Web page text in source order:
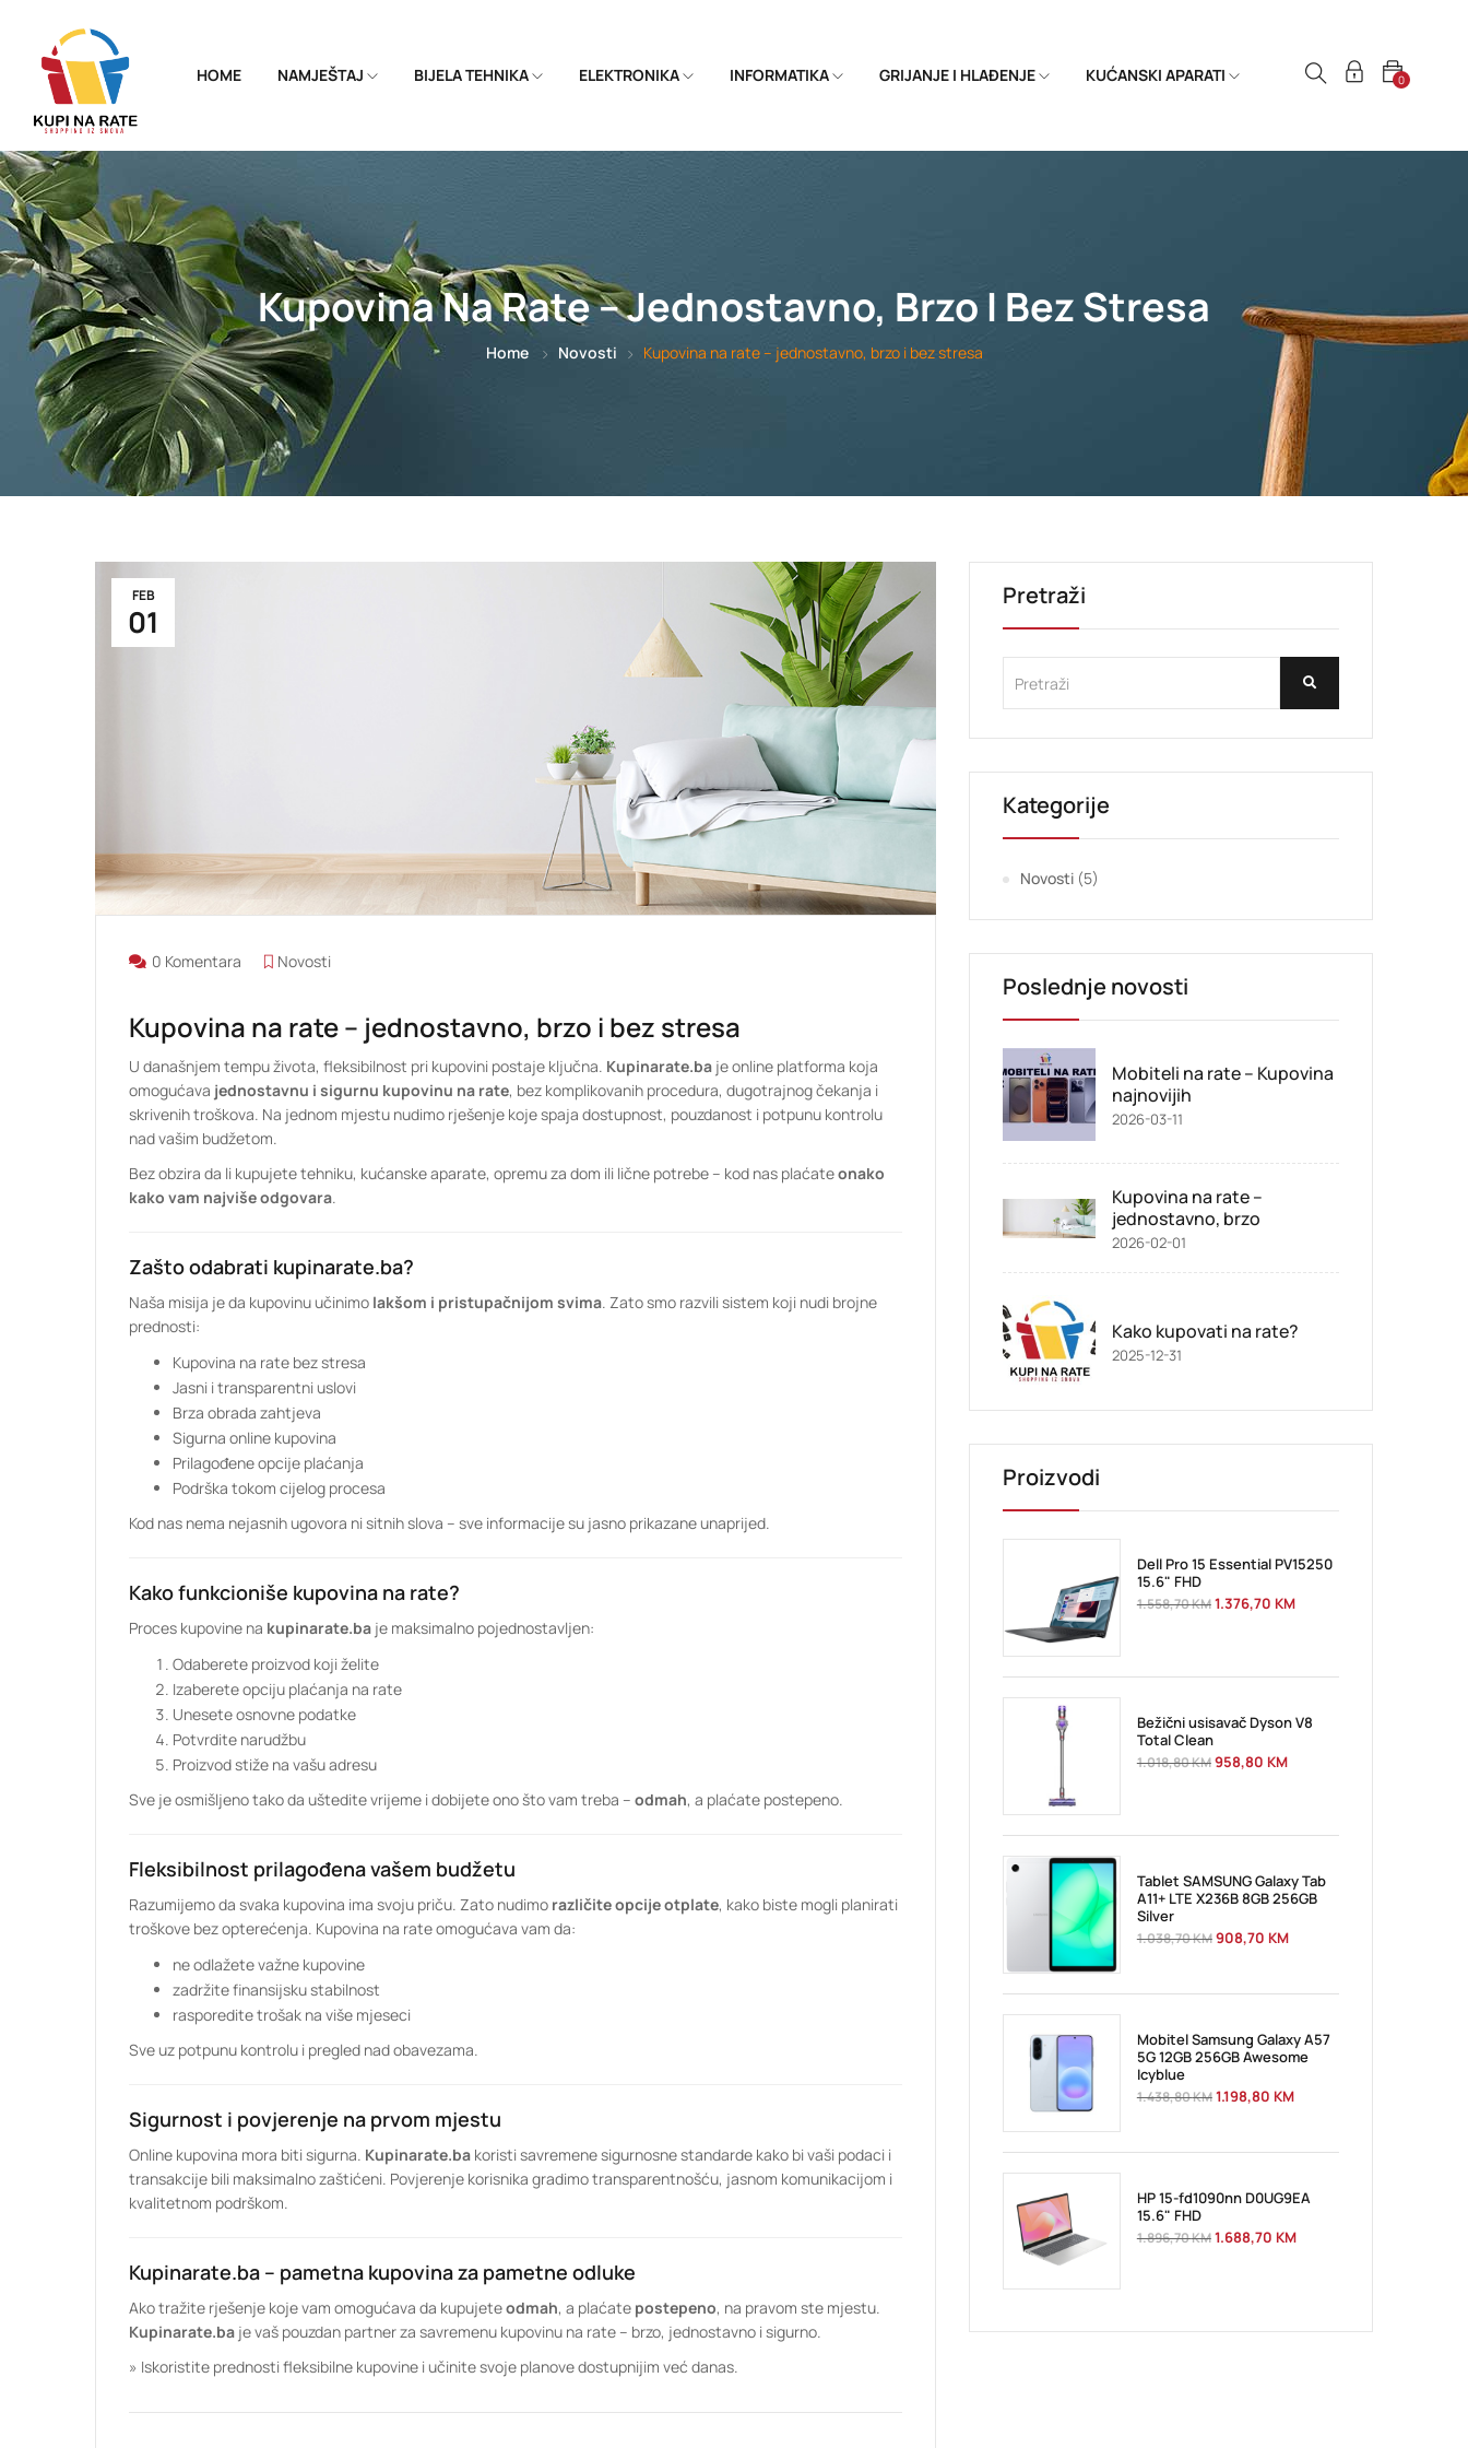
HOME NAMJEŠTAJ BIJELA TEHNIKA ELEKTRONIKA INFORMATIKA GRIJANJE I HLAĐENJE KUĆANSKI APARATI 0
Kupovina Na Rate – Jednostavno, Brzo I Bez Stresa
Home Novosti Kupovina na rate – jednostavno, brzo i bez stresa
FEB
01
0 Komentara Novosti
Kupovina na rate – jednostavno, brzo i bez stresa
U današnjem tempu života, fleksibilnost pri kupovini postaje ključna. Kupinarate.ba je online platforma koja
omogućava jednostavnu i sigurnu kupovinu na rate, bez komplikovanih procedura, dugotrajnog čekanja i
skrivenih troškova. Na jednom mjestu nudimo rješenje koje spaja dostupnost, pouzdanost i potpunu kontrolu
nad vašim budžetom.
Bez obzira da li kupujete tehniku, kućanske aparate, opremu za dom ili lične potrebe – kod nas plaćateonako
kako vam najviše odgovara.
Zašto odabrati kupinarate.ba?
Naša misija je da kupovinu učinimo lakšom i pristupačnijom svima. Zato smo razvili sistem koji nudi brojne
prednosti:
Kupovina na rate bez stresa
Jasni i transparentni uslovi
Brza obrada zahtjeva
Sigurna online kupovina
Prilagođene opcije plaćanja
Podrška tokom cijelog procesa
Kod nas nema nejasnih ugovora ni sitnih slova – sve informacije su jasno prikazane unaprijed.
Kako funkcioniše kupovina na rate?
Proces kupovine na kupinarate.ba je maksimalno pojednostavljen:
Odaberete proizvod koji želite
Izaberete opciju plaćanja na rate
Unesete osnovne podatke
Potvrdite narudžbu
Proizvod stiže na vašu adresu
Sve je osmišljeno tako da uštedite vrijeme i dobijete ono što vam treba – odmah, a plaćate postepeno.
Fleksibilnost prilagođena vašem budžetu
Razumijemo da svaka kupovina ima svoju priču. Zato nudimo različite opcije otplate, kako biste mogli planirati
troškove bez opterećenja. Kupovina na rate omogućava vam da:
ne odlažete važne kupovine
zadržite finansijsku stabilnost
rasporedite trošak na više mjeseci
Sve uz potpunu kontrolu i pregled nad obavezama.
Sigurnost i povjerenje na prvom mjestu
Online kupovina mora biti sigurna. Kupinarate.ba koristi savremene sigurnosne standarde kako bi vaši podaci i
transakcije bili maksimalno zaštićeni. Povjerenje korisnika gradimo transparentnošću, jasnom komunikacijom i
kvalitetnom podrškom.
Kupinarate.ba – pametna kupovina za pametne odluke
Ako tražite rješenje koje vam omogućava da kupujeteodmah, a plaćate postepeno, na pravom ste mjestu.
Kupinarate.ba je vaš pouzdan partner za savremenu kupovinu na rate – brzo, jednostavno i sigurno.
» Iskoristite prednosti fleksibilne kupovine i učinite svoje planove dostupnijim već danas.
Pretraži
Kategorije
Novosti (5)
Poslednje novosti
Mobiteli na rate – Kupovina
najnovijih
2026-03-11
Kupovina na rate –
jednostavno, brzo
2026-02-01
Kako kupovati na rate?
2025-12-31
Proizvodi
Dell Pro 15 Essential PV15250
15.6" FHD
1.558,70KM1.376,70 KM
Bežični usisavač Dyson V8
Total Clean
1.018,80KM958,80 KM
Tablet SAMSUNG Galaxy Tab
A11+ LTE X236B 8GB 256GB
Silver
1.038,70KM908,70 KM
Mobitel Samsung Galaxy A57
5G 12GB 256GB Awesome
Icyblue
1.438,80KM1.198,80 KM
HP 15-fd1090nn D0UG9EA
15.6" FHD
1.896,70KM1.688,70 KM